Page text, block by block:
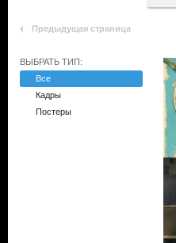
Предыдущая страница
ВЫБРАТЬ ТИП:
Все
Кадры
Постеры